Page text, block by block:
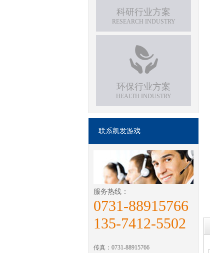
科研行业方案
RESEARCH INDUSTRY
环保行业方案
HEALTH INDUSTRY
联系凯发游戏
服务热线：
0731-88915766
135-7412-5502
传真：0731-88915766